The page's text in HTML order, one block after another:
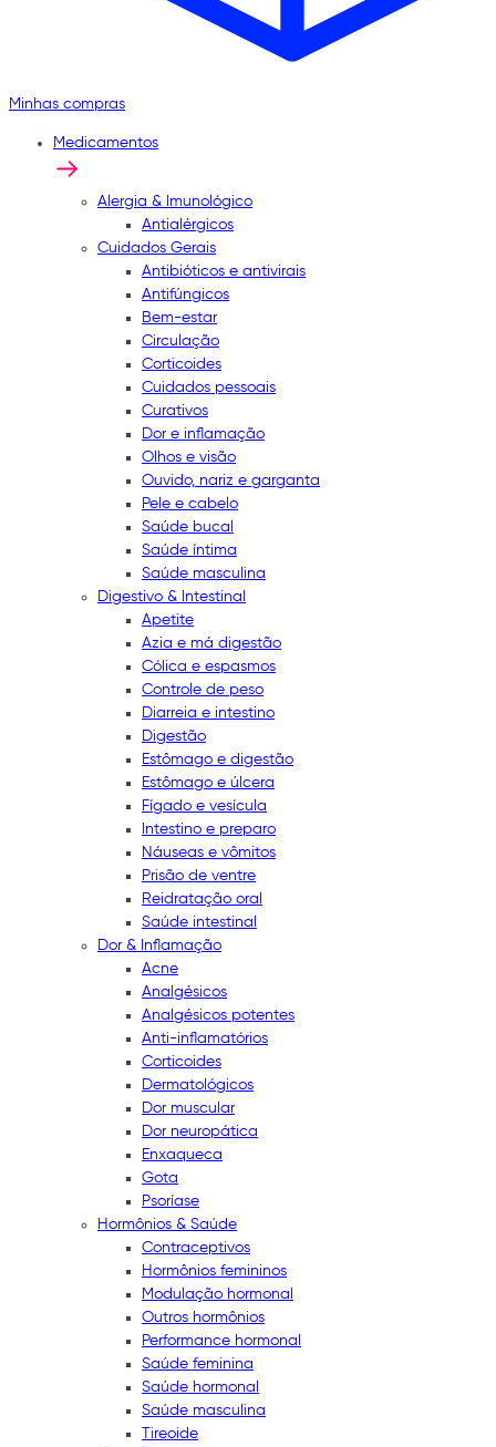
Minhas compras
Medicamentos
Alergia & Imunológico
Antialérgicos
Cuidados Gerais
Antibióticos e antivirais
Antifúngicos
Bem-estar
Circulação
Corticoides
Cuidados pessoais
Curativos
Dor e inflamação
Olhos e visão
Ouvido, nariz e garganta
Pele e cabelo
Saúde bucal
Saúde íntima
Saúde masculina
Digestivo & Intestinal
Apetite
Azia e má digestão
Cólica e espasmos
Controle de peso
Diarreia e intestino
Digestão
Estômago e digestão
Estômago e úlcera
Fígado e vesícula
Intestino e preparo
Náuseas e vômitos
Prisão de ventre
Reidratação oral
Saúde intestinal
Dor & Inflamação
Acne
Analgésicos
Analgésicos potentes
Anti-inflamatórios
Corticoides
Dermatológicos
Dor muscular
Dor neuropática
Enxaqueca
Gota
Psoríase
Hormônios & Saúde
Contraceptivos
Hormônios femininos
Modulação hormonal
Outros hormônios
Performance hormonal
Saúde feminina
Saúde hormonal
Saúde masculina
Tireoide